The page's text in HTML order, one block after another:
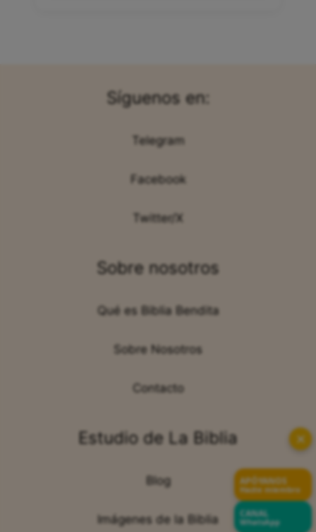
Síguenos en:
Telegram
Facebook
Twitter/X
Sobre nosotros
Qué es Biblia Bendita
Sobre Nosotros
Contacto
Estudio de La Biblia
Blog
Imágenes de la Biblia
✕
APÓYANOS
Hazte miembro
CANAL
WhatsApp